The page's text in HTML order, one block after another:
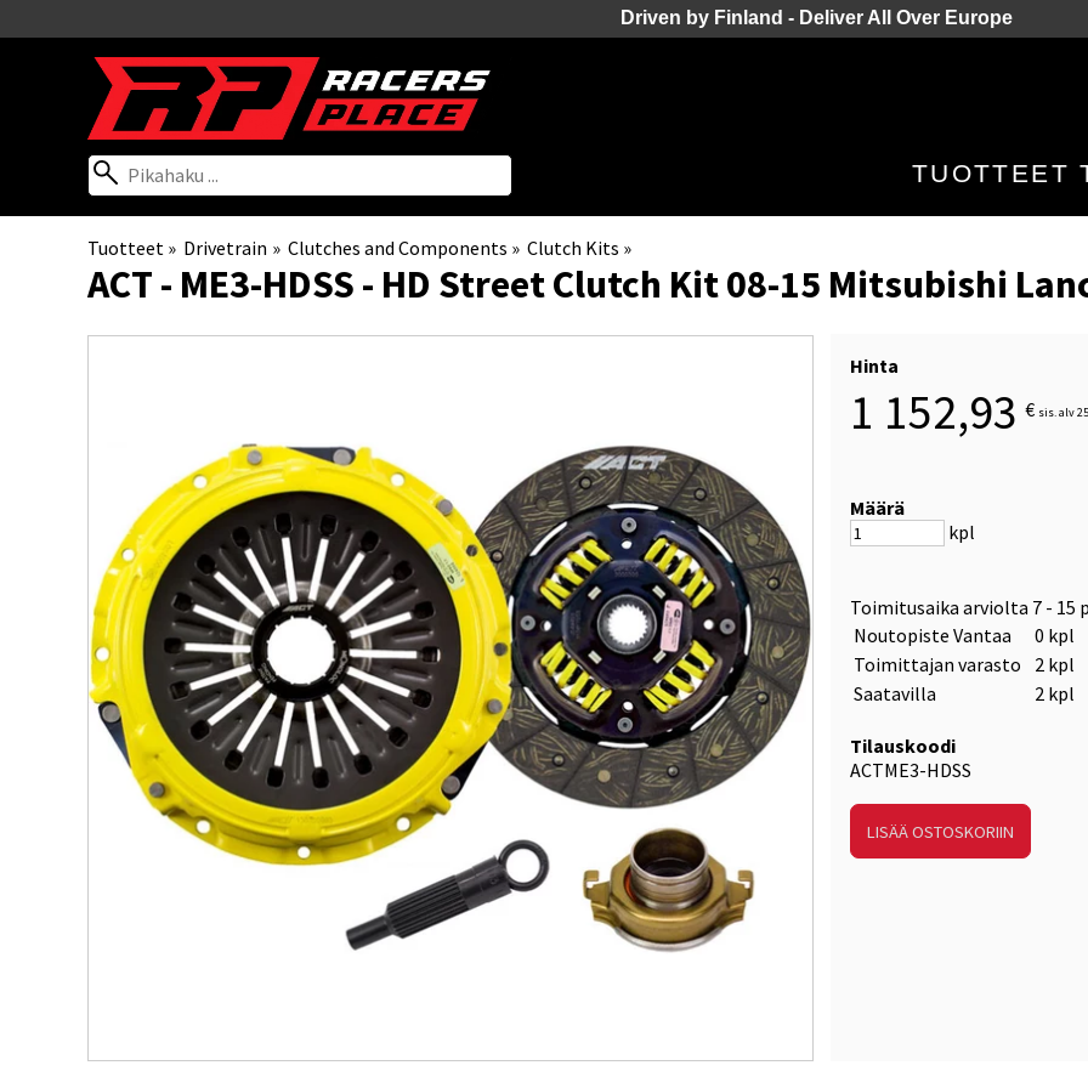
Driven by Finland - Deliver All Over Europe
TUOTTEET
Tuotteet ‪» Drivetrain ‪» Clutches and Components ‪» Clutch Kits ‪»
ACT - ME3-HDSS - HD Street Clutch Kit 08-15 Mitsubishi
Hinta
1 152,93 € sis. alv
Määrä
kpl
Toimitusaika arviolta 7 - 15
Noutopiste Vantaa
0 kpl
Toimittajan varasto
2 kpl
Saatavilla
2 kpl
Tilauskoodi
ACTME3-HDSS